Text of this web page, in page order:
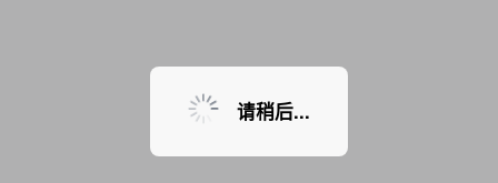
暂无课程，敬请期待
请稍后...